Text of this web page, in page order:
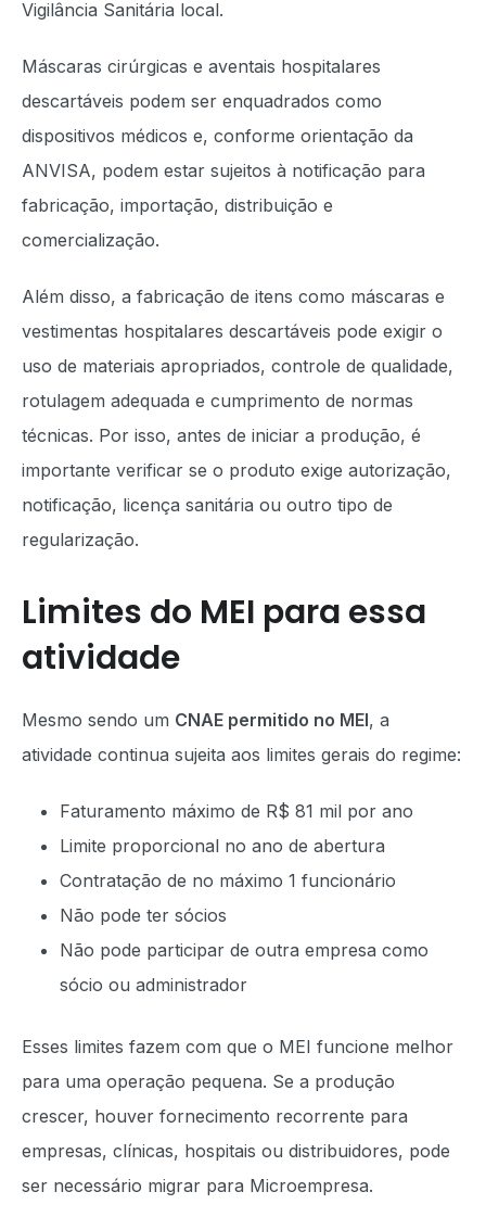
Vigilância Sanitária local.
Máscaras cirúrgicas e aventais hospitalares
descartáveis podem ser enquadrados como
dispositivos médicos e, conforme orientação da
ANVISA, podem estar sujeitos à notificação para
fabricação, importação, distribuição e
comercialização.
Além disso, a fabricação de itens como máscaras e
vestimentas hospitalares descartáveis pode exigir o
uso de materiais apropriados, controle de qualidade,
rotulagem adequada e cumprimento de normas
técnicas. Por isso, antes de iniciar a produção, é
importante verificar se o produto exige autorização,
notificação, licença sanitária ou outro tipo de
regularização.
Limites do MEI para essa
atividade
Mesmo sendo um CNAE permitido no MEI, a
atividade continua sujeita aos limites gerais do regime:
Faturamento máximo de R$ 81 mil por ano
Limite proporcional no ano de abertura
Contratação de no máximo 1 funcionário
Não pode ter sócios
Não pode participar de outra empresa como
sócio ou administrador
Esses limites fazem com que o MEI funcione melhor
para uma operação pequena. Se a produção
crescer, houver fornecimento recorrente para
empresas, clínicas, hospitais ou distribuidores, pode
ser necessário migrar para Microempresa.